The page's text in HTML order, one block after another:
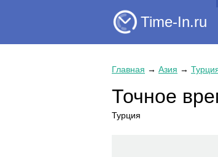
Time-In.ru
Главная → Азия →
Точное
Турция